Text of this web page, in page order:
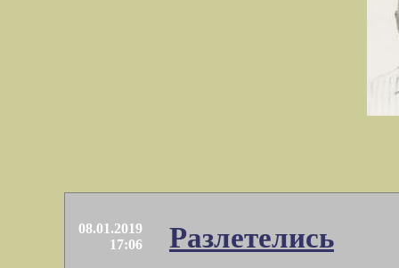
08.01.2019
17:06
Разлетелись